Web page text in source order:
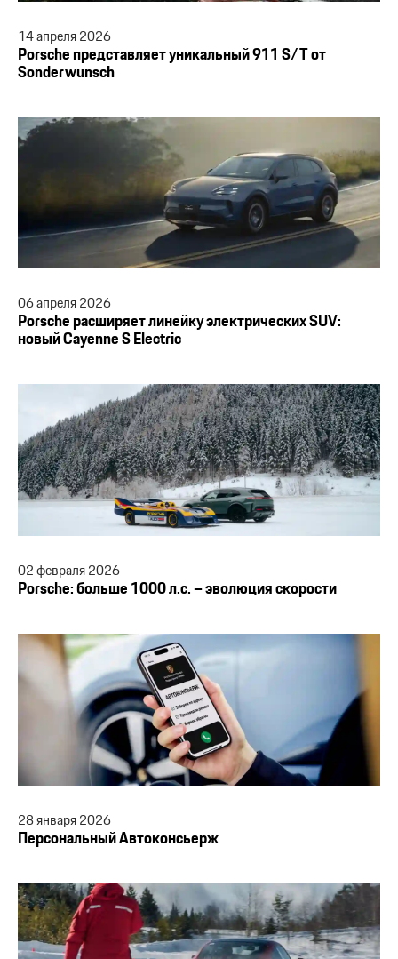
14апреля2026
Porsche представляет уникальный 911 S/T от
Sonderwunsch
06апреля2026
Porsche расширяет линейку электрических SUV:
новый Cayenne S Electric
02февраля2026
Porsche: больше 1000 л.с. – эволюция скорости
28января2026
Персональный Автоконсьерж